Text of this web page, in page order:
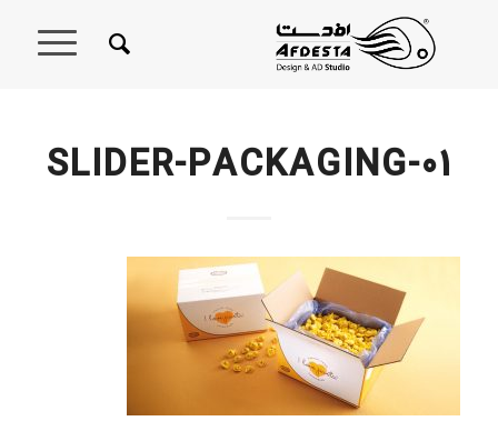
SLIDER-PACKAGING-01